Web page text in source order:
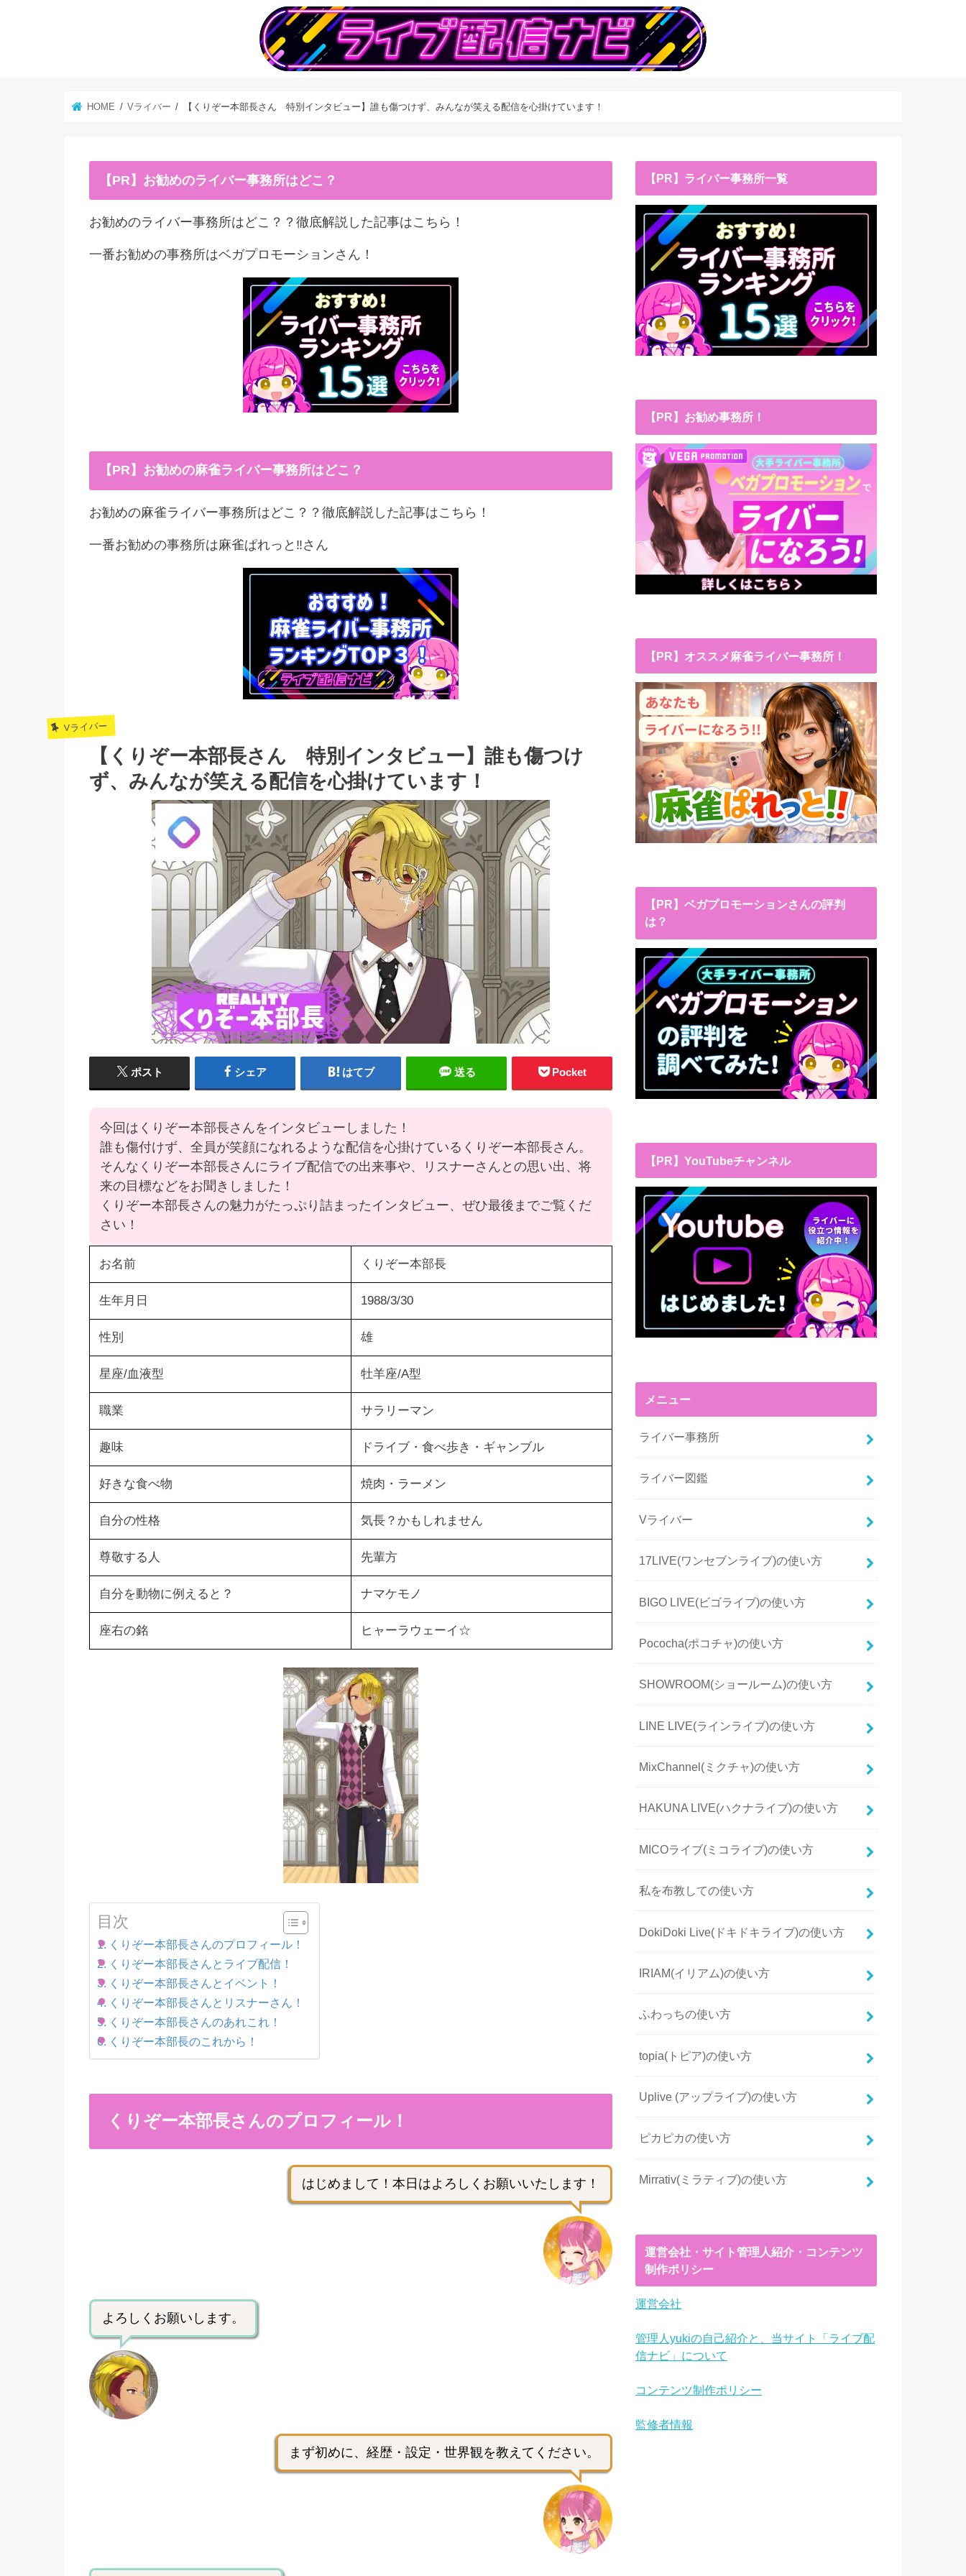
HOME Vライバー 【くりぞー本部長さん 特別インタビュー】誰も傷つけず、みんなが笑える配信を心掛けています！
【PR】お勧めのライバー事務所はどこ？
お勧めのライバー事務所はどこ？？徹底解説した記事はこちら！
一番お勧めの事務所はベガプロモーションさん！
【PR】お勧めの麻雀ライバー事務所はどこ？
お勧めの麻雀ライバー事務所はどこ？？徹底解説した記事はこちら！
一番お勧めの事務所は麻雀ぱれっと‼︎さん
Vライバー
【くりぞー本部長さん 特別インタビュー】誰も傷つけ
ず、みんなが笑える配信を心掛けています！
ポスト シェア はてブ 送る Pocket
今回はくりぞー本部長さんをインタビューしました！
誰も傷付けず、全員が笑顔になれるような配信を心掛けているくりぞー本部長さん。
そんなくりぞー本部長さんにライブ配信での出来事や、リスナーさんとの思い出、将
来の目標などをお聞きしました！
くりぞー本部長さんの魅力がたっぷり詰まったインタビュー、ぜひ最後までご覧くだ
さい！
お名前 くりぞー本部長
生年月日 1988/3/30
性別 雄
星座/血液型 牡羊座/A型
職業 サラリーマン
趣味 ドライブ・食べ歩き・ギャンブル
好きな食べ物 焼肉・ラーメン
自分の性格 気長？かもしれません
尊敬する人 先輩方
自分を動物に例えると？ ナマケモノ
座右の銘 ヒャーラウェーイ☆
目次
くりぞー本部長さんのプロフィール！
くりぞー本部長さんとライブ配信！
くりぞー本部長さんとイベント！
くりぞー本部長さんとリスナーさん！
くりぞー本部長さんのあれこれ！
くりぞー本部長のこれから！
くりぞー本部長さんのプロフィール！
はじめまして！本日はよろしくお願いいたします！
よろしくお願いします。
まず初めに、経歴・設定・世界観を教えてください。
【PR】ライバー事務所一覧
【PR】お勧め事務所！
【PR】オススメ麻雀ライバー事務所！
【PR】ベガプロモーションさんの評判
は？
【PR】YouTubeチャンネル
メニュー
ライバー事務所
ライバー図鑑
Vライバー
17LIVE(ワンセブンライブ)の使い方
BIGO LIVE(ビゴライブ)の使い方
Pococha(ポコチャ)の使い方
SHOWROOM(ショールーム)の使い方
LINE LIVE(ラインライブ)の使い方
MixChannel(ミクチャ)の使い方
HAKUNA LIVE(ハクナライブ)の使い方
MICOライブ(ミコライブ)の使い方
私を布教しての使い方
DokiDoki Live(ドキドキライブ)の使い方
IRIAM(イリアム)の使い方
ふわっちの使い方
topia(トピア)の使い方
Uplive (アップライブ)の使い方
ピカピカの使い方
Mirrativ(ミラティブ)の使い方
運営会社・サイト管理人紹介・コンテンツ
制作ポリシー
運営会社
管理人yukiの自己紹介と、当サイト「ライブ配
信ナビ」について
コンテンツ制作ポリシー
監修者情報